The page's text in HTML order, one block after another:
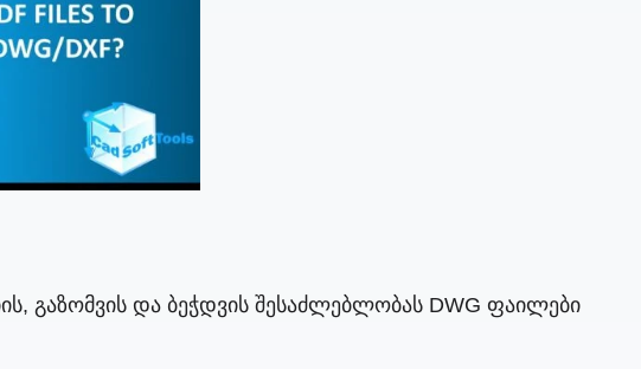
გაზომვის და ბეჭდვის შესაძლებლობას DWG ფაილები